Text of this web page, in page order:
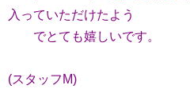
入っていただけたよう
でとても嬉しいです。
(スタッフM)